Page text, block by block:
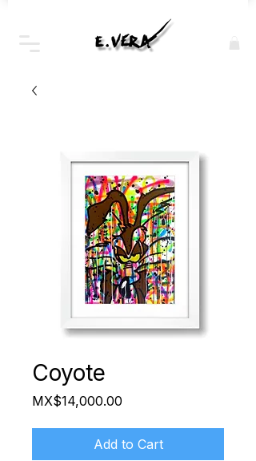
Coyote
MX$14,000.00
Add to Cart